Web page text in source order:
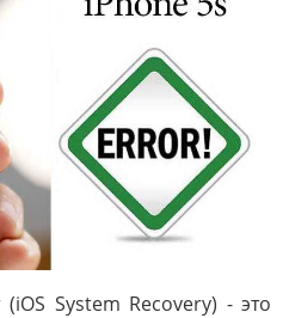
System Recovery) - это